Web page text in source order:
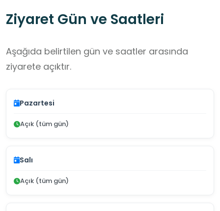
Ziyaret Gün ve Saatleri
Aşağıda belirtilen gün ve saatler arasında
ziyarete açıktır.
Pazartesi
Açık (tüm gün)
Salı
Açık (tüm gün)